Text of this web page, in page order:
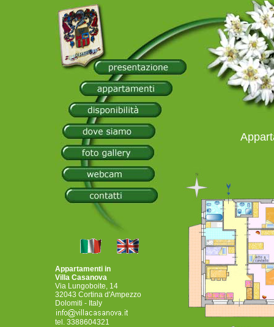
Appartamenti in
Villa Casanova
Via Lungoboite, 14
32043 Cortina d'Ampezzo
Dolomiti - Italy
tel. 3388604321